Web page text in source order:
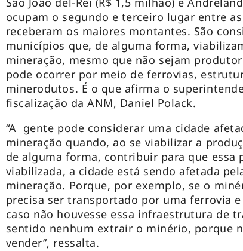
ocupam o segundo e terceiro lugar entre
receberam os maiores montantes. São
municípios que, de alguma forma,
mineração, mesmo que não sejam
pode ocorrer por meio de ferrovias,
minerodutos. É o que afirma o
fiscalização da ANM, Daniel Polack.
“A gente pode considerar uma cidade
mineração quando, ao se viabilizar a
de alguma forma, contribuir para que essa
viabilizada, a cidade está sendo afetada
mineração. Porque, por exemplo, se o
precisa ser transportado por uma ferrovia
caso não houvesse essa infraestrutura de
sentido nenhum extrair o minério, porque
vender”, ressalta.